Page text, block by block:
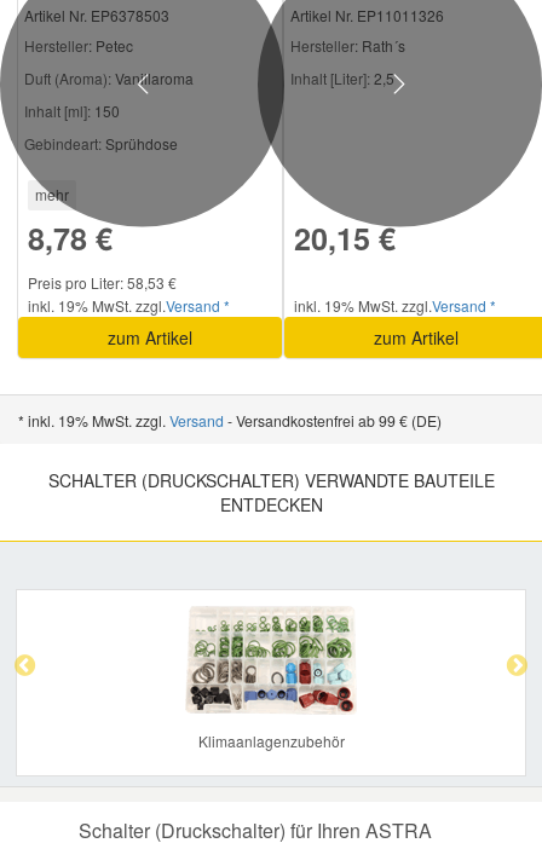
Artikel Nr. EP6378503
Hersteller: Petec
Duft (Aroma): Vanillaroma
Inhalt [ml]: 150
Gebindeart: Sprühdose
mehr
8,78 €
Preis pro Liter: 58,53 €
inkl. 19% MwSt. zzgl.Versand *
zum Artikel
Artikel Nr. EP11011326
Hersteller: Rath´s
Inhalt [Liter]: 2,5
20,15 €
inkl. 19% MwSt. zzgl.Versand *
zum Artikel
Previous Next
* inkl. 19% MwSt. zzgl. Versand - Versandkostenfrei ab 99 € (DE)
SCHALTER (DRUCKSCHALTER) VERWANDTE BAUTEILE
ENTDECKEN
Klimaanlagenzubehör
Schalter (Druckschalter) für Ihren ASTRA